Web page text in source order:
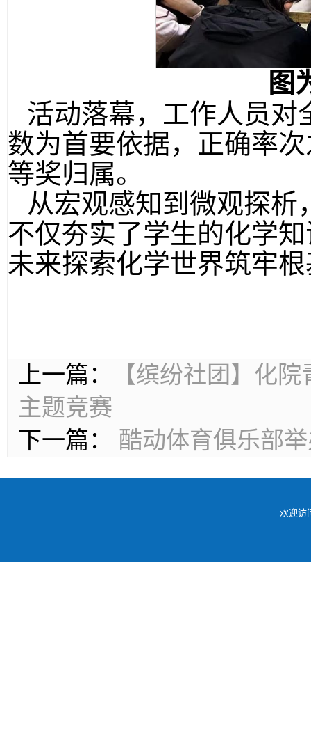
图
活动落幕，工作人员对
数为首要依据，正确率
等奖归属。
从宏观感知到微观探析
不仅夯实了学生的化学
未来探索化学世界筑牢
上一篇：
【缤纷社团】化
主题竞赛
下一篇：
酷动体育俱乐部
欢迎访